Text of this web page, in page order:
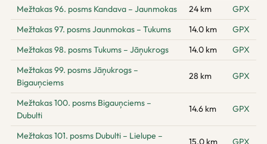
Mežtakas 96. posms Kandava – Jaunmokas
24 km
GPX
Mežtakas 97. posms Jaunmokas – Tukums
14.0 km
GPX
Mežtakas 98. posms Tukums – Jāņukrogs
14.0 km
GPX
Mežtakas 99. posms Jāņukrogs –
Bigauņciems
28 km GPX
Mežtakas 100. posms Bigauņciems –
Dubulti
14.6 km GPX
Mežtakas 101. posms Dubulti – Lielupe –
15.0 km GPX